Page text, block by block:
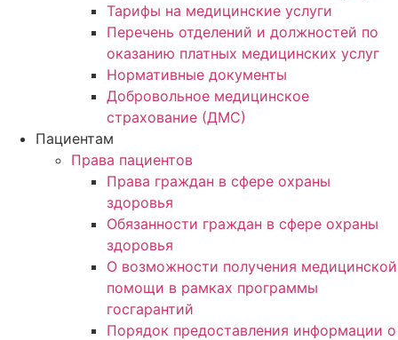
Тарифы на медицинские услуги
Перечень отделений и должностей по
оказанию платных медицинских услуг
Нормативные документы
Добровольное медицинское
страхование (ДМС)
Пациентам
Права пациентов
Права граждан в сфере охраны
здоровья
Обязанности граждан в сфере охраны
здоровья
О возможности получения медицинской
помощи в рамках программы
госгарантий
Порядок предоставления информации о